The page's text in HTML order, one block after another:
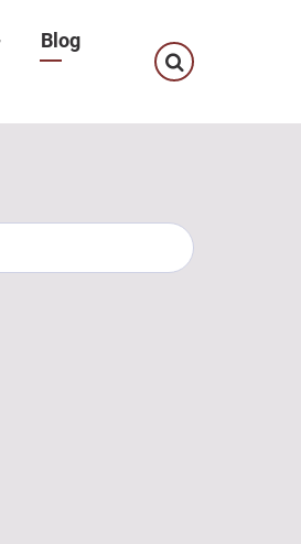
Blog